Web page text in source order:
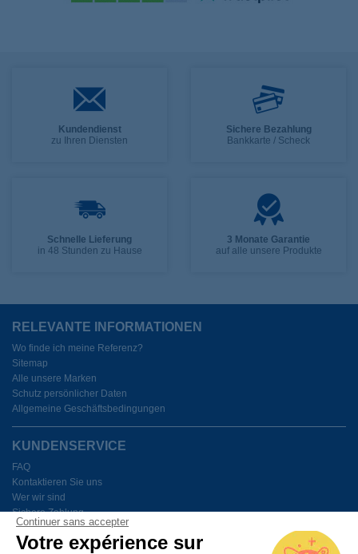
Continuer sans accepter
Votre expérience sur
Kundendienst
zu Ihren Diensten
Sichere Bezahlung
Bankkarte / Scheck
Schnelle Lieferung
in 48 Stunden zu Hause
3 Monate Garantie
auf alle unsere Produkte
RELEVANTE INFORMATIONEN
Wo finde ich meine Referenz?
Sitemap
Alle unsere Marken
Schutz persönlicher Daten
Allgemeine Geschäftsbedingungen
KUNDENSERVICE
FAQ
Kontaktieren Sie uns
Wer wir sind
Sichere Zahlung
Meine Cookies verwalten